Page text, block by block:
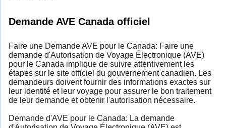
Demande AVE Canada officiel
Faire une Demande AVE pour le Canada: Faire une
demande d'Autorisation de Voyage Électronique (AVE)
pour le Canada implique de suivre attentivement les
étapes sur le site officiel du gouvernement canadien. Les
demandeurs doivent fournir des informations exactes sur
leur identité et leur voyage pour assurer le bon traitement
de leur demande et obtenir l'autorisation nécessaire.
Demande d'AVE pour le Canada: La demande